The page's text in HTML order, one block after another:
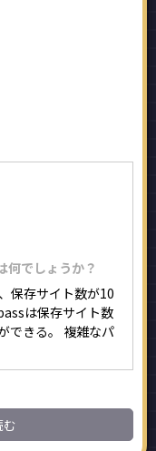
何でしょうか？
保存サイト数が10
は保存サイト数
できる。 複雑なパ